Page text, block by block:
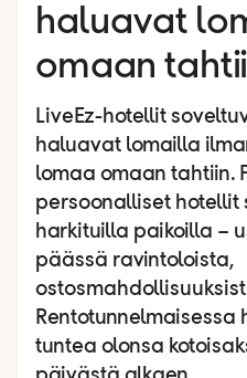
haluavat
omaan
LiveEz-hotellit
haluavat lomailla
lomaa omaan tahtiin.
persoonalliset hotellit
harkituilla paikoilla –
päässä ravintoloista,
tuntea olonsa